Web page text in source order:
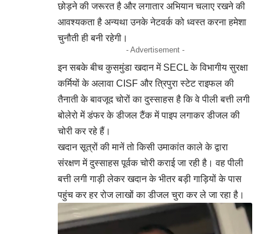
छोड़ने की जरूरत है और लगातार अभियान चलाए रखने की
आवश्यकता है अन्यथा उनके नेटवर्क को ध्वस्त करना हमेशा
चुनौती ही बनी रहेगी।
- Advertisement -
इन सबके बीच कुसमुंडा खदान में SECL के विभागीय सुरक्षा
कर्मियों के अलावा CISF और त्रिपुरा स्टेट राइफल की
तैनाती के बावजूद चोरों का दुस्साहस है कि वे पीली बत्ती लगी
बोलेरो में डंफर के डीजल टैंक में पाइप लगाकर डीजल की
चोरी कर रहे हैं।
खदान सूत्रों की मानें तो किसी उमाकांत काले के द्वारा
संरक्षण में दुस्साहस पूर्वक चोरी कराई जा रही है। वह पीली
बत्ती लगी गाड़ी लेकर खदान के भीतर बड़ी गाड़ियों के पास
पहुंच कर हर रोज लाखों का डीजल चुरा कर ले जा रहा है।